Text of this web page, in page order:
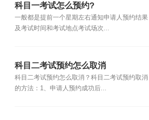
科目一考试怎么预约?
一般都是提前一个星期左右通知申请人预约结果
及考试时间和考试地点考试场次...
科目二考试预约怎么取消
科目二考试预约怎么取消？科目二考试预约取消
的方法：1、申请人预约成功后...